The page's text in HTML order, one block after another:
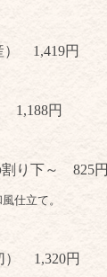
） 1,419円
1,188円
割り下～ 825円
仕立て。
） 1,320円